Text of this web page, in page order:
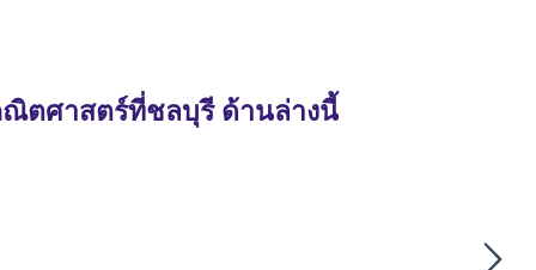
ตศาสตร์ที่ชลบุรี ด้านล่างนี้